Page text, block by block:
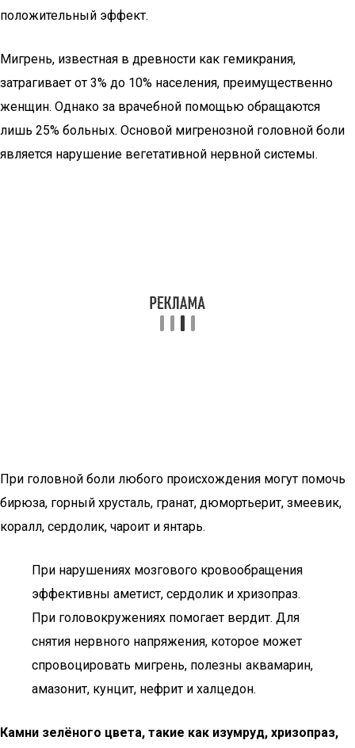
положительный эффект.
Мигрень, известная в древности как гемикрания,
затрагивает от 3% до 10% населения, преимущественно
женщин. Однако за врачебной помощью обращаются
лишь 25% больных. Основой мигренозной головной боли
является нарушение вегетативной нервной системы.
При головной боли любого происхождения могут помочь
бирюза, горный хрусталь, гранат, дюмортьерит, змеевик,
коралл, сердолик, чароит и янтарь.
При нарушениях мозгового кровообращения
эффективны аметист, сердолик и хризопраз.
При головокружениях помогает вердит. Для
снятия нервного напряжения, которое может
спровоцировать мигрень, полезны аквамарин,
амазонит, кунцит, нефрит и халцедон.
Камни зелёного цвета, такие как изумруд, хризопраз,